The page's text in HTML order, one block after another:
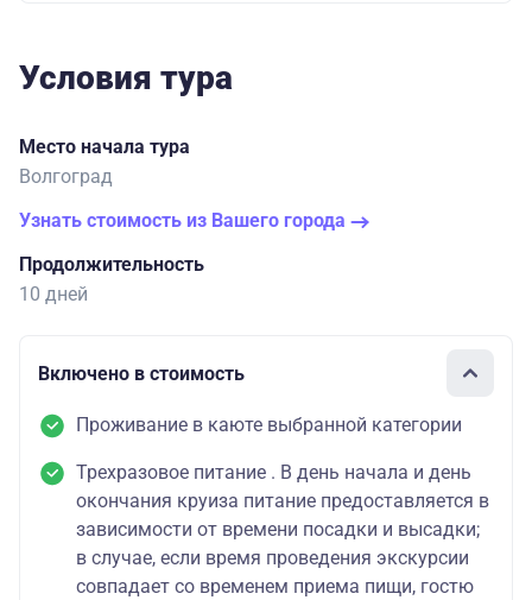
Условия тура
Место начала тура
Волгоград
Узнать стоимость из Вашего города
Продолжительность
10 дней
Включено в стоимость
Проживание в каюте выбранной категории
Трехразовое питание . В день начала и день
окончания круиза питание предоставляется в
зависимости от времени посадки и высадки;
в случае, если время проведения экскурсии
совпадает со временем приема пищи, гостю